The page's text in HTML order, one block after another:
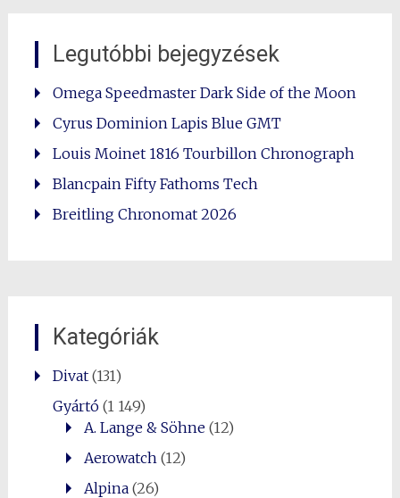
Legutóbbi bejegyzések
Omega Speedmaster Dark Side of the Moon
Cyrus Dominion Lapis Blue GMT
Louis Moinet 1816 Tourbillon Chronograph
Blancpain Fifty Fathoms Tech
Breitling Chronomat 2026
Kategóriák
Divat(131)
Gyártó(1 149)
A. Lange & Söhne(12)
Aerowatch(12)
Alpina(26)